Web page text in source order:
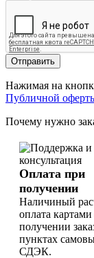
Отправить
Нажимая на
Публичной
Почему нужно
Оплата при
получении
Наличиный
оплата
получении
пунктах
СДЭК.